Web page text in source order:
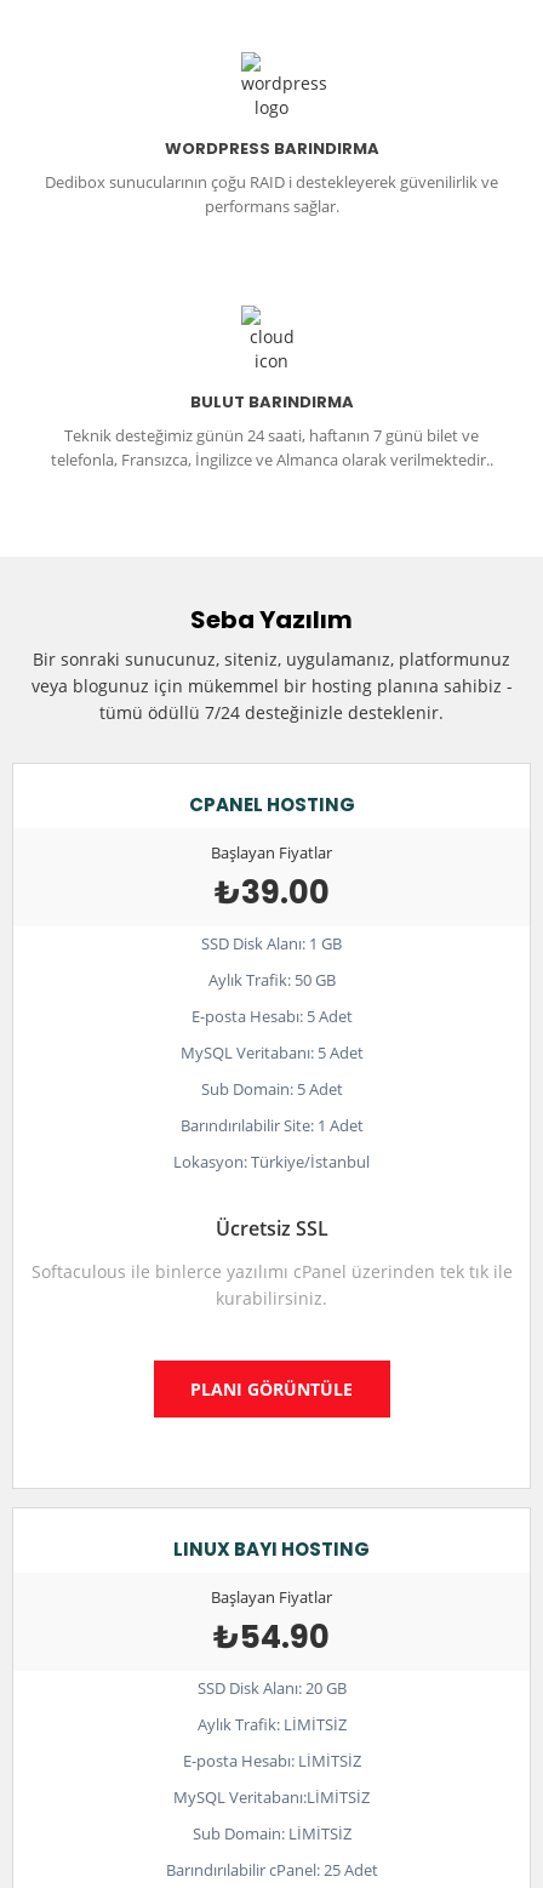
WORDPRESS BARINDIRMA
Dedibox sunucularının çoğu RAID i destekleyerek güvenilirlik ve
performans sağlar.
BULUT BARINDIRMA
Teknik desteğimiz günün 24 saati, haftanın 7 günü bilet ve
telefonla, Fransızca, İngilizce ve Almanca olarak verilmektedir..
Seba Yazılım
Bir sonraki sunucunuz, siteniz, uygulamanız, platformunuz
veya blogunuz için mükemmel bir hosting planına sahibiz -
tümü ödüllü 7/24 desteğinizle desteklenir.
CPANEL HOSTING
Başlayan Fiyatlar
₺39.00
SSD Disk Alanı: 1 GB
Aylık Trafik: 50 GB
E-posta Hesabı: 5 Adet
MySQL Veritabanı: 5 Adet
Sub Domain: 5 Adet
Barındırılabilir Site: 1 Adet
Lokasyon: Türkiye/İstanbul
Ücretsiz SSL
Softaculous ile binlerce yazılımı cPanel üzerinden tek tık ile
kurabilirsiniz.
PLANI GÖRÜNTÜLE
LINUX BAYI HOSTING
Başlayan Fiyatlar
₺54.90
SSD Disk Alanı: 20 GB
Aylık Trafik: LİMİTSİZ
E-posta Hesabı: LİMİTSİZ
MySQL Veritabanı:LİMİTSİZ
Sub Domain: LİMİTSİZ
Barındırılabilir cPanel: 25 Adet